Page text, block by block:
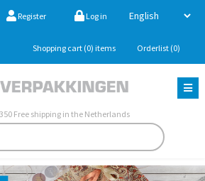
Register Log in
Shopping cart (0) items Orderlist (0)
Free shipping in the Netherlands